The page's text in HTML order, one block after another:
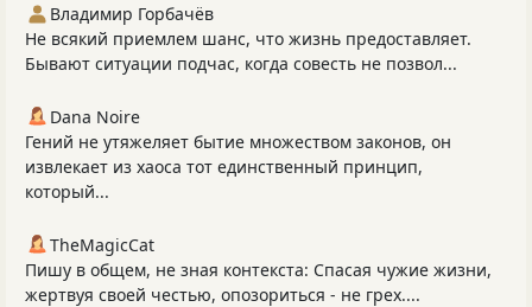
Владимир Горбачёв
Не всякий приемлем шанс, что жизнь предоставляет.
Бывают ситуации подчас, когда совесть не позвол...
Dana Noire
Гений не утяжеляет бытие множеством законов, он
извлекает из хаоса тот единственный принцип,
который...
TheMagicCat
Пишу в общем, не зная контекста: Спасая чужие жизни,
жертвуя своей честью, опозориться - не грех....